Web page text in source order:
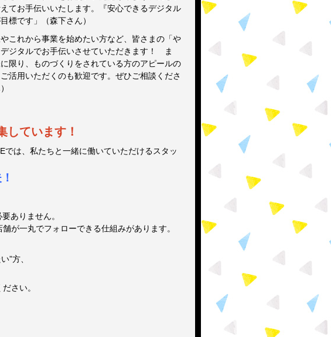
献したい方募集中
てお手伝いいたします。『安心できるデジタル
標です」（森下さん）
やこれから事業を始めたい方など、皆さまの「や
デジタルでお手伝いさせていただきます！ ま
限り、ものづくりをされている方のアピールの
活用いただくのも歓迎です。ぜひご相談くださ
しています！
では、私たちと一緒に働いていただけるスタッ
ありません。
が一丸でフォローできる仕組みがあります。
”方、
さい。